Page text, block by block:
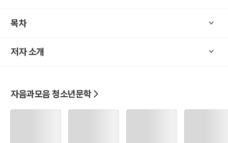
목차
저자 소개
자음과모음 청소년문학